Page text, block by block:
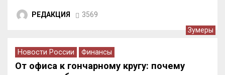
РЕДАКЦИЯ 3569
Зумеры
Новости России Финансы
От офиса к гончарному кругу: почему